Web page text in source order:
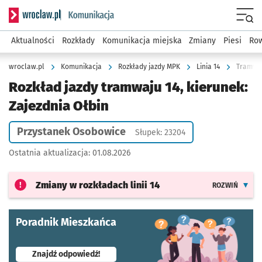
Serwis informacyjny wroclaw.pl podserwis: Komunikacja
Aktualności Rozkłady Komunikacja miejska Zmiany Piesi
wroclaw.pl Komunikacja Rozkłady jazdy MPK Linia 14
Rozkład jazdy tramwaju 14, kierunek:
Zajezdnia Ołbin
Przystanek Osobowice Słupek: 23204
Ostatnia aktualizacja: 01.08.2026
Zmiany w rozkładach linii 14 ROZWIŃ
Poradnik Mieszkańca
Znajdź odpowiedź!- otworzy się w nowej karcie